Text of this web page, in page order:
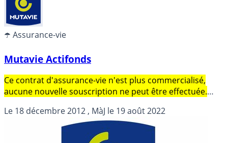
☂️ Assurance-vie
Mutavie Actifonds
Ce contrat d'assurance-vie n'est plus commercialisé,
aucune nouvelle souscription ne peut être effectuée.
MUTAVIE, distribué par MUTAVIE. Rendement publié du
fonds en euros en 2017 de 1.500% (Soit 1.268% NET des
prélèvements sociaux et des frais de gestion).
Le 18 décembre 2012, MàJ le 19 août 2022